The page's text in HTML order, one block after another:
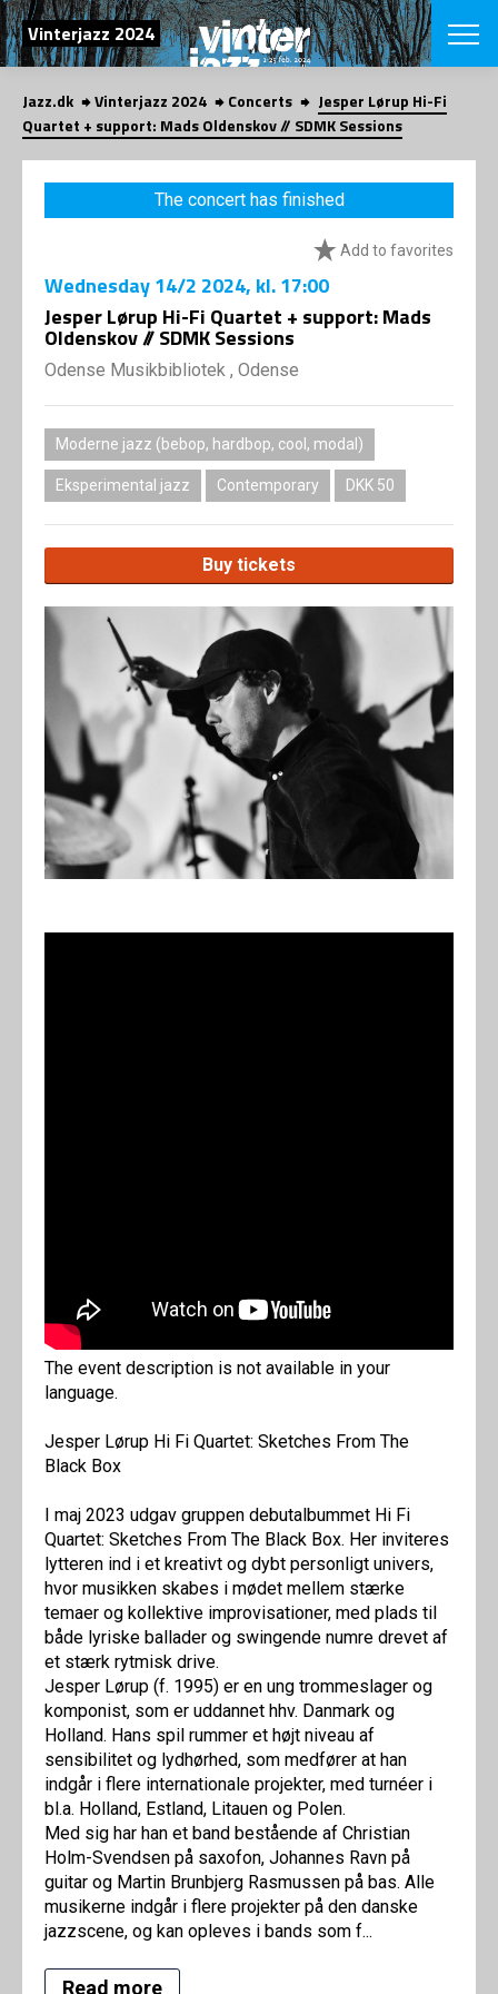
SEARCH
Vinterjazz 2024
Danish
CHOOSE
VINTERJAZZ
Themes
LOCATIONS
App
SHOP
Jazz.dk Vinterjazz 2024 Concerts
Jesper Lørup Hi-Fi
Quartet + support: Mads Oldenskov // SDMK Sessions
The concert has finished
Add to favorites
Wednesday14/2 2024, kl. 17:00
Jesper Lørup Hi-Fi Quartet + support: Mads
Oldenskov // SDMK Sessions
Odense Musikbibliotek , Odense
Moderne jazz (bebop, hardbop, cool, modal)
Eksperimental jazz Contemporary DKK 50
Buy tickets
The event description is not available in your
language.
Jesper Lørup Hi Fi Quartet: Sketches From The
Black Box
I maj 2023 udgav gruppen debutalbummet Hi Fi
Quartet: Sketches From The Black Box. Her inviteres
lytteren ind i et kreativt og dybt personligt univers,
hvor musikken skabes i mødet mellem stærke
temaer og kollektive improvisationer, med plads til
både lyriske ballader og swingende numre drevet af
et stærk rytmisk drive.
Jesper Lørup (f. 1995) er en ung trommeslager og
komponist, som er uddannet hhv. Danmark og
Holland. Hans spil rummer et højt niveau af
sensibilitet og lydhørhed, som medfører at han
indgår i flere internationale projekter, med turnéer i
bl.a. Holland, Estland, Litauen og Polen.
Med sig har han et band bestående af Christian
Holm-Svendsen på saxofon, Johannes Ravn på
guitar og Martin Brunbjerg Rasmussen på bas. Alle
musikerne indgår i flere projekter på den danske
jazzscene, og kan opleves i bands som f...
Read more